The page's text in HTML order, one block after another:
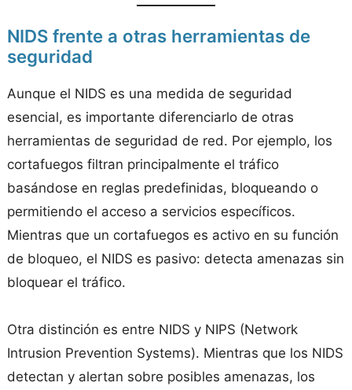
NIDS frente a otras herramientas de
seguridad
Aunque el NIDS es una medida de seguridad
esencial, es importante diferenciarlo de otras
herramientas de seguridad de red. Por ejemplo, los
cortafuegos filtran principalmente el tráfico
basándose en reglas predefinidas, bloqueando o
permitiendo el acceso a servicios específicos.
Mientras que un cortafuegos es activo en su función
de bloqueo, el NIDS es pasivo: detecta amenazas sin
bloquear el tráfico.
Otra distinción es entre NIDS y NIPS (Network
Intrusion Prevention Systems). Mientras que los NIDS
detectan y alertan sobre posibles amenazas, los